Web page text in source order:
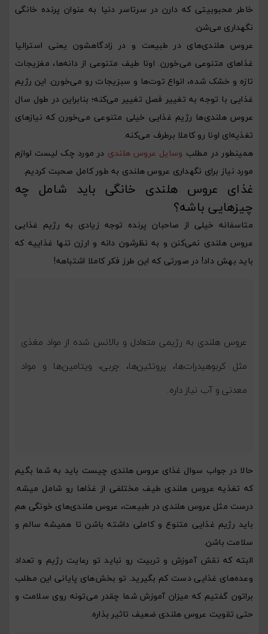
خاطر محبوبیتی که دارن در سرتاسر دنیا به عنوان پرنده خانگی
نگهداری می‌شن.
عروس هلندی‌های در طبیعت و در زادگاهشون یعنی استرالیا
غذاهای متنوعی می‌خورن. اونا طیف متنوعی از دانه‌ها، مغزیجات
تازه و خشک شده، انواع توت‌ها و سبزیجات رو می‌خورن. این رژیم
غذایی با توجه به تغییر فصل تغییر می‌کنه؛ بنابراین در طول سال
عروس هلندی‌ها رژیم غذایی خیلی متنوعی می‌خورن که نیازهای
تغذیه‌ای اونا رو کاملا برطرف می‌کنه.
همینطور در مطلب وسایل عروس هلندی در مورد چک لیست لوازم
مورد نیاز برای نگهداری عروس هلندی به طور کامل صحبت کردیم.
غذای عروس هلندی خانگی باید شامل چه
چیزهایی باشه؟
متاسفانه خیلی از صاحبان پرنده توجه زیادی به رژیم غذایی
عروس هلندی نمی‌کنن و به نظرشون دانه و ارزن تنها غذاییه که
باید بهش داد! در صورتی که این طرز فکر کاملا اشتباهه!
عروس هلندی به رژیمی متعادل و بالانس شده از مواد مغذی
مثل کربوهیدرات‌ها، پروتئین‌ها، چربی، ویتامین‌ها و مواد
معدنی و آب نیاز داره.
حالا در جواب سوال غذای عروس هلندی چیست باید به شما بگیم
که تغذیه عروس هلندی طیف مختلفی از غذاها رو شامل میشه.
درست مثل عروس هلندی در طبیعت، عروس هلندی‌های خونگی هم
باید رژیم غذایی متنوع و کاملی داشته باشن تا همیشه سالم و
سلامت باشن.
البته که نقش آموزش و تربیت رو نباید تو رعایت رژیم و تعداد
وعده‌های غذایی دست کم بگیرید. تو بخش‌های پایانی این مطلب
براتون گفتیم که میزان آموزش شما چقدر می‌تونه روی سلامت و
حتی تقویت عروس هلندی ضعیف تاثیر بذاره.